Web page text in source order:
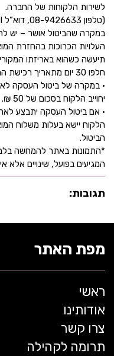
לשירות הלקוחות של החברה.
(טלפון 08-9426633, דוא”ל info@littleprince.co.il.)
במקרה שהביטול אושר – יש
העלויות הכרוכות בהחזרת
תיעשה כשהוא באריזתו
חלפו 30 יום מתאריך רכישת המוצר.
• במקרה של ביטול העסקה
יחוייב הלקוח בסכום של 50 ₪.
• אם ביטול העסקה יתבצע
הלקוח יישא בעלות משלוח
הביטול.
*התמונות באתר להמחשה בלבד,
המגיעים בפועל, שינויים אלא
תגובות:
מפת האתר
ראשי
אודותינו
צרו קשר
תרומה לקהילה